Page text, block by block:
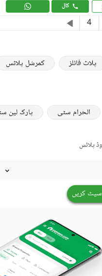
کال
4
پلاٹ فائلز کمرشل پلاٹس
الحرام سٹی پارک لین
پلاٹس
کریں